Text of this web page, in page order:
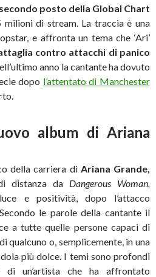
posto della Global Chart
di stream. La traccia è una
e affronta un tema che ‘Ari’
contro attacchi di panico
anno la cantante ha dovuto
dopo l’attentato di Manchester
album di Ariana
della carriera di Ariana Grande,
distanza da Dangerous Woman,
e positività, dopo l’attacco
le parole della cantante il
a tutte quelle persone capaci di
qualcuno o, semplicemente, in una
più dolce. I temi sono profondi
un’artista che ha affrontato